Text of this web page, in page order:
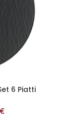
6 Piatti
€